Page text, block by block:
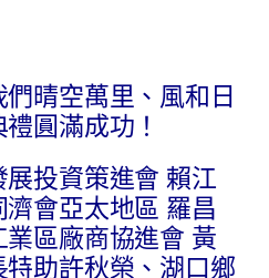
晴空萬里、風和日
圓滿成功！
投資策進會 賴江
會亞太地區 羅昌
區廠商協進會 黃
助許秋榮、湖口鄉